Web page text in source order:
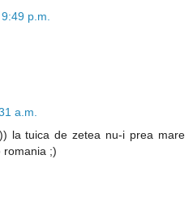
p.m.
a.m.
la tuica de zetea nu-i prea mare
romania ;)